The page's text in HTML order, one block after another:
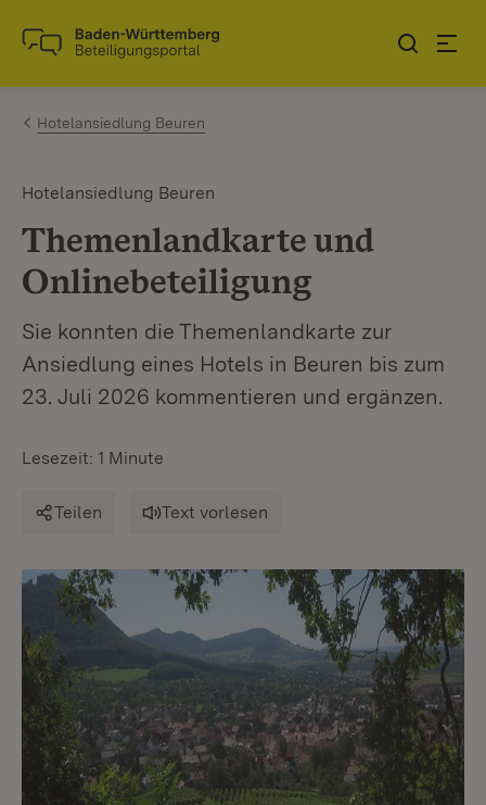
Zum Inhalt springen
Link zur Startseite
Hotelansiedlung Beuren
Hotelansiedlung Beuren
Themenlandkarte und
Onlinebeteiligung
Sie konnten die Themenlandkarte zur
Ansiedlung eines Hotels in Beuren bis zum
23. Juli 2026 kommentieren und ergänzen.
Lesezeit: 1 Minute
Teilen Text vorlesen